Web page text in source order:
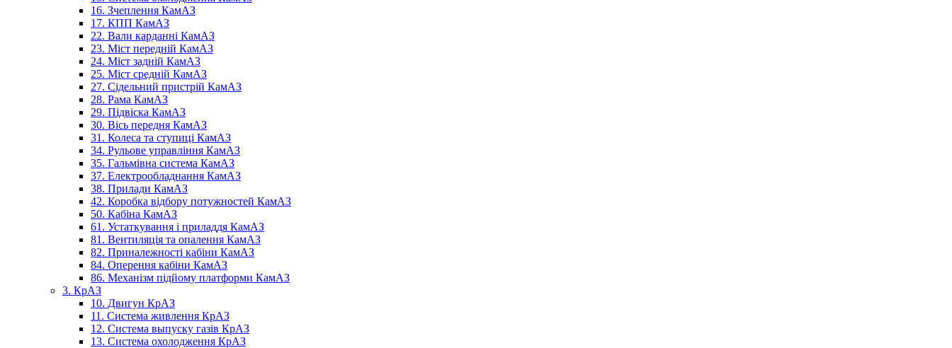
16. Зчеплення КамАЗ
17. КПП КамАЗ
22. Вали карданні КамАЗ
23. Міст передній КамАЗ
24. Міст задній КамАЗ
25. Міст средній КамАЗ
27. Сідельний пристрій КамАЗ
28. Рама КамАЗ
29. Підвіска КамАЗ
30. Вісь передня КамАЗ
31. Колеса та ступиці КамАЗ
34. Рульове управління КамАЗ
35. Гальмівна система КамАЗ
37. Електрообладнання КамАЗ
38. Прилади КамАЗ
42. Коробка відбору потужностей КамАЗ
50. Кабіна КамАЗ
61. Устаткування і приладдя КамАЗ
81. Вентиляція та опалення КамАЗ
82. Приналежності кабіни КамАЗ
84. Оперення кабіни КамАЗ
86. Механізм підйому платформи КамАЗ
3. КрАЗ
10. Двигун КрАЗ
11. Система живлення КрАЗ
12. Система выпуску газів КрАЗ
13. Система охолодження КрАЗ